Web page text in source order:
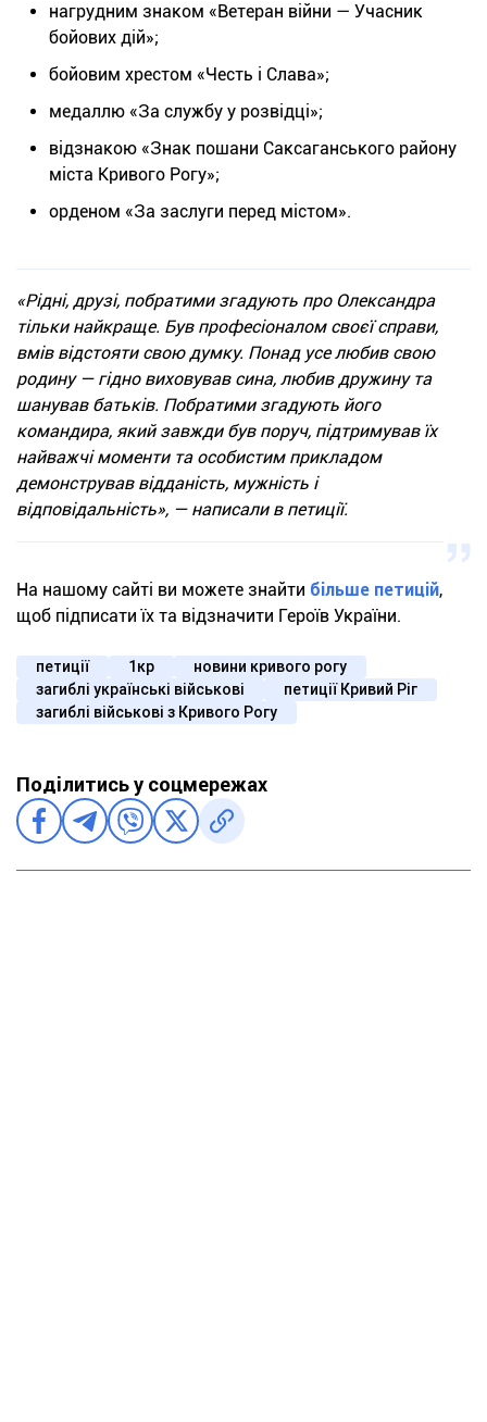
нагрудним знаком «Ветеран війни — Учасник
бойових дій»;
бойовим хрестом «Честь і Слава»;
медаллю «За службу у розвідці»;
відзнакою «Знак пошани Саксаганського району
міста Кривого Рогу»;
орденом «За заслуги перед містом».
«Рідні, друзі, побратими згадують про Олександра
тільки найкраще. Був професіоналом своєї справи,
вмів відстояти свою думку. Понад усе любив свою
родину — гідно виховував сина, любив дружину та
шанував батьків. Побратими згадують його
командира, який завжди був поруч, підтримував їх
найважчі моменти та особистим прикладом
демонстрував відданість, мужність і
відповідальність», — написали в петиції.
На нашому сайті ви можете знайти більше петицій,
щоб підписати їх та відзначити Героїв України.
петиції 1кр
новини кривого рогу
загиблі українські військові
петиції Кривий Ріг
загиблі військові з Кривого Рогу
Поділитись у соцмережах